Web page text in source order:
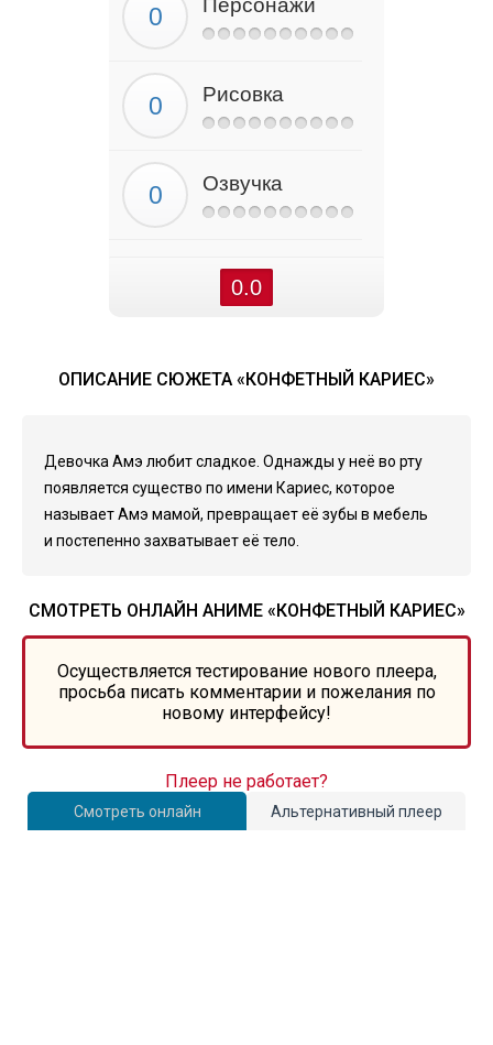
Персонажи
Рисовка
Озвучка
0.0
ОПИСАНИЕ СЮЖЕТА «КОНФЕТНЫЙ КАРИЕС»
Девочка Амэ любит сладкое. Однажды у неё во рту
появляется существо по имени Кариес, которое
называет Амэ мамой, превращает её зубы в мебель
и постепенно захватывает её тело.
СМОТРЕТЬ ОНЛАЙН АНИМЕ «КОНФЕТНЫЙ КАРИЕС»
Осуществляется тестирование нового плеера,
просьба писать комментарии и пожелания по
новому интерфейсу!
Смотреть онлайн Альтернативный плеер
Плеер не работает?